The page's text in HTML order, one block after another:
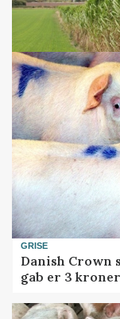
GRISE
Danish Crown
gab er 3